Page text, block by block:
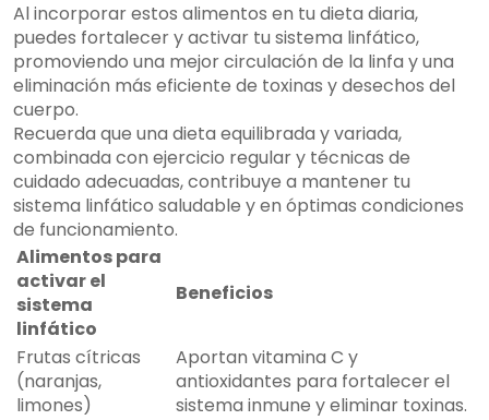
Al incorporar estos alimentos en tu dieta diaria,
puedes fortalecer y activar tu sistema linfático,
promoviendo una mejor circulación de la linfa y una
eliminación más eficiente de toxinas y desechos del
cuerpo.
Recuerda que una dieta equilibrada y variada,
combinada con ejercicio regular y técnicas de
cuidado adecuadas, contribuye a mantener tu
sistema linfático saludable y en óptimas condiciones
de funcionamiento.
Alimentos para
activar el
sistema
linfático
Beneficios
Frutas cítricas
(naranjas,
limones)
Aportan vitamina C y
antioxidantes para fortalecer el
sistema inmune y eliminar toxinas.